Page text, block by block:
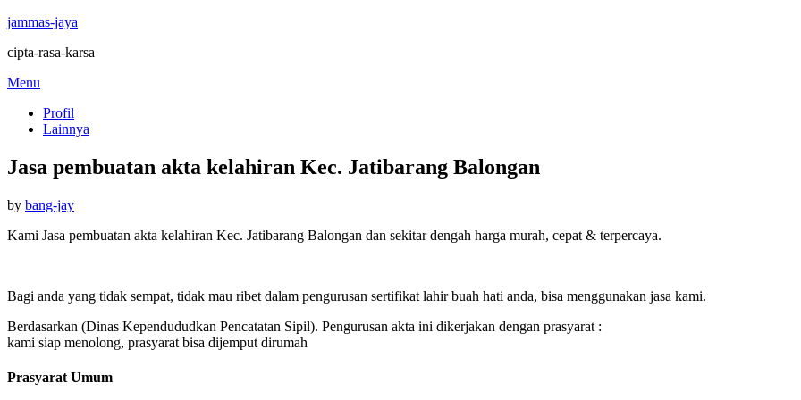
jammas-jaya
cipta-rasa-karsa
Skip
content
Menu
Profil
Lainnya
Jasa pembuatan akta kelahiran Kec. Jatibarang Balongan
by bang-jayPosted
Kami Jasa pembuatan akta kelahiran Kec. Jatibarang Balongan dan sekitar dengah harga murah, cepat & terpercaya.
Bagi anda yang tidak sempat, tidak mau ribet dalam pengurusan sertifikat lahir buah hati anda, bisa menggunakan jasa kami.
Berdasarkan (Dinas Kependududkan Pencatatan Sipil). Pengurusan akta ini dikerjakan dengan prasyarat :
kami siap menolong, prasyarat bisa dijemput dirumah
Prasyarat Umum